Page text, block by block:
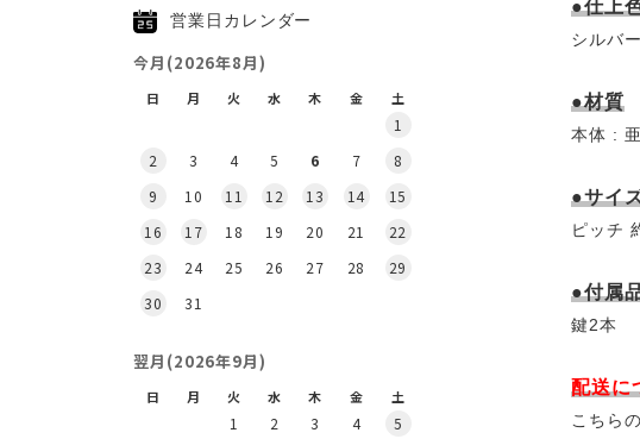
●仕上
シルバー
●材質
本体 :
●サイ
ピッチ
●付属
鍵2本
配送に
こちら
営業日カレンダー
今月(2026年8月)
日 月 火 水 木 金 土
1
2
3 4 5 6 7
8
9
10 11 12 13 14
15
16
17 18 19 20 21
22
23
24 25 26 27 28
29
30
31
翌月(2026年9月)
日 月 火 水 木 金 土
1 2 3 4
5